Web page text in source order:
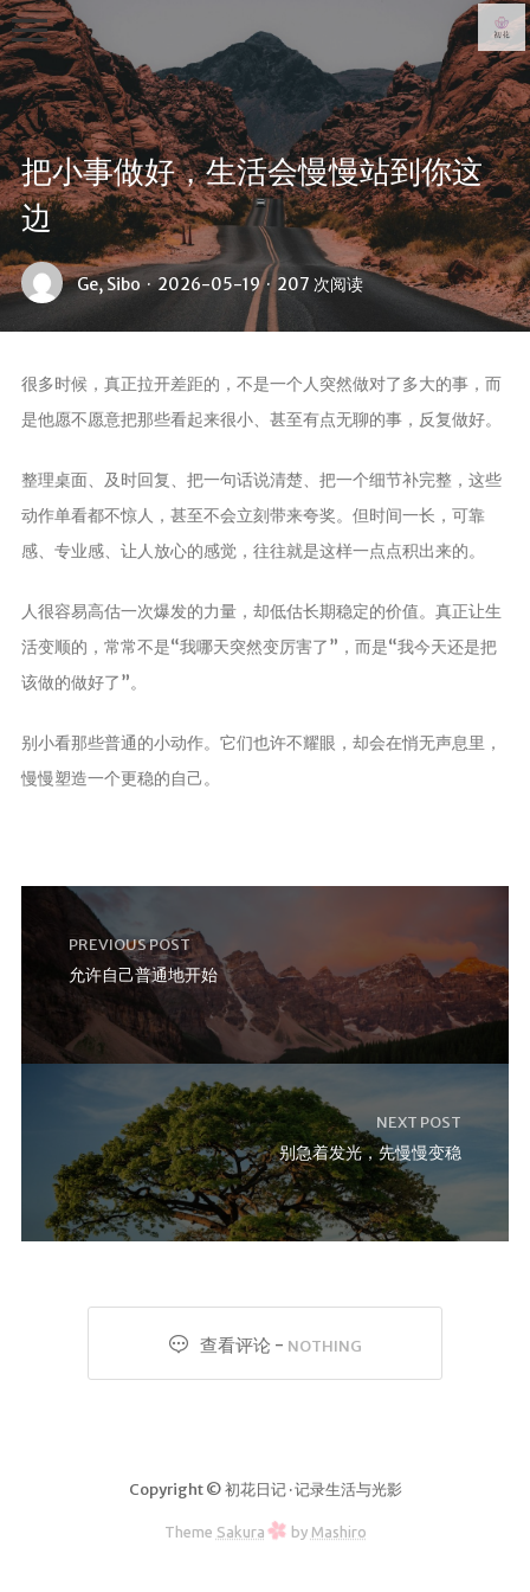
把小事做好，生活会慢慢站到你这
边
Ge, Sibo · 2026-05-19 · 207 次阅读
很多时候，真正拉开差距的，不是一个人突然做对了多大的事，而
是他愿不愿意把那些看起来很小、甚至有点无聊的事，反复做好。
整理桌面、及时回复、把一句话说清楚、把一个细节补完整，这些
动作单看都不惊人，甚至不会立刻带来夸奖。但时间一长，可靠
感、专业感、让人放心的感觉，往往就是这样一点点积出来的。
人很容易高估一次爆发的力量，却低估长期稳定的价值。真正让生
活变顺的，常常不是“我哪天突然变厉害了”，而是“我今天还是把
该做的做好了”。
别小看那些普通的小动作。它们也许不耀眼，却会在悄无声息里，
慢慢塑造一个更稳的自己。
PREVIOUS POST
允许自己普通地开始
NEXT POST
别急着发光，先慢慢变稳
查看评论 - NOTHING
Copyright © 初花日记 · 记录生活与光影
Theme Sakura by Mashiro
首页
日常
生活随笔
关于